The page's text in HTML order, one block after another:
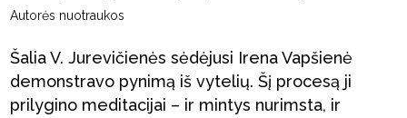
Autorės nuotraukos
Šalia V. Jurevičienės sėdėjusi Irena Vapšienė
demonstravo pynimą iš vytelių. Šį procesą ji
prilygino meditacijai – ir mintys nurimsta, ir